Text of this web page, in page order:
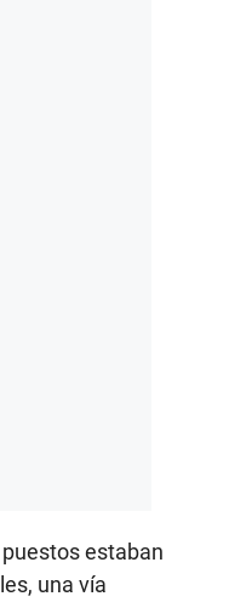
estaban
una vía